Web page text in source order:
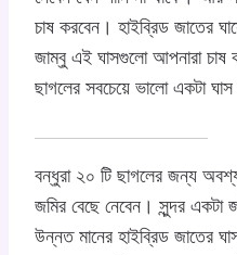
চাষ করবেন। হাইব্রিড জাতের
জাম্বু এই ঘাসগুলো আপনারা চাষ
ছাগলের সবচেয়ে ভালো একটা
বন্ধুরা ২০ টি ছাগলের জন্য
জমির বেছে নেবেন। সুন্দর একটা
উন্নত মানের হাইব্রিড জাতের